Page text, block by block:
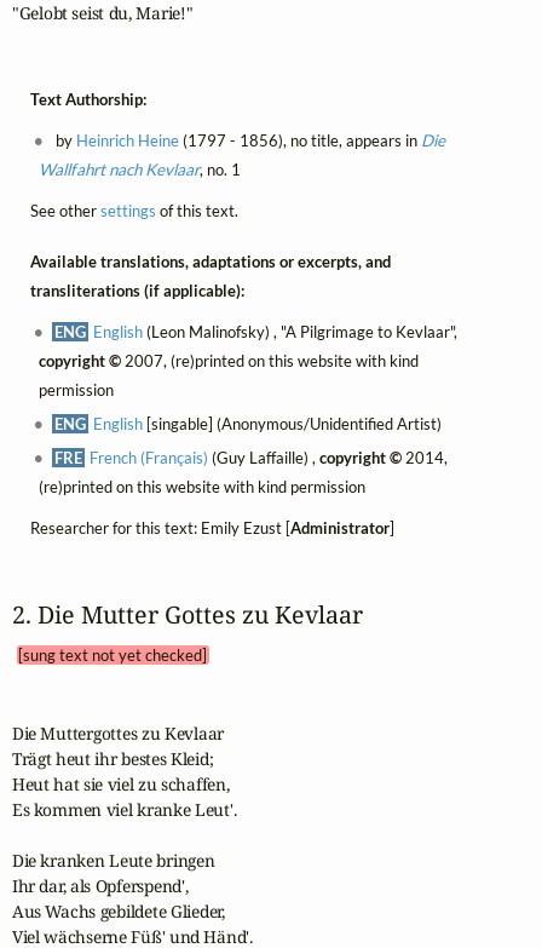
"Gelobt seist du, Marie!"
Text Authorship:
by Heinrich Heine(1797 - 1856), no title, appears in Die
Wallfahrt nach Kevlaar, no. 1
See othersettings of this text.
Available translations, adaptations or excerpts, and
transliterations (if applicable):
ENG English(Leon Malinofsky) , "A Pilgrimage to Kevlaar",
copyright ©2007, (re)printed on this website with kind
permission
ENG English [singable] (Anonymous/Unidentified Artist)
FRE French (Français) (Guy Laffaille) ,copyright © 2014,
(re)printed on this website with kind permission
Researcher for this text: Emily Ezust [Administrator]
2. Die Mutter Gottes zu Kevlaar
[sung text not yet checked]
Die Muttergottes zu Kevlaar
Trägt heut ihr bestes Kleid;
Heut hat sie viel zu schaffen,
Es kommen viel kranke Leut'.
Die kranken Leute bringen
Ihr dar, als Opferspend',
Aus Wachs gebildete Glieder,
Viel wächserne Füß' und Händ'.